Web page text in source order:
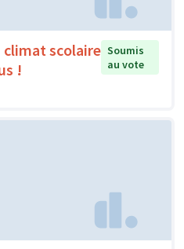
scolaire
!
Soumis
au vote